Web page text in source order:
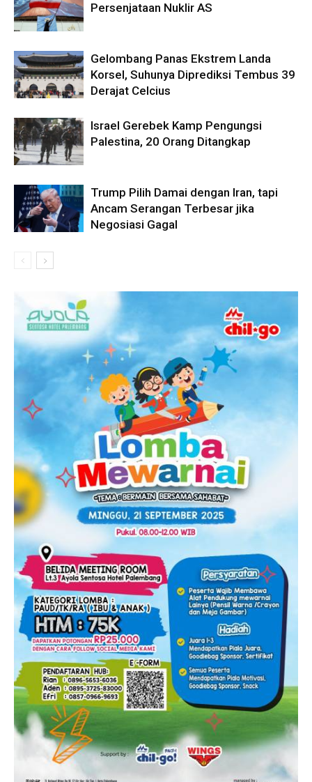
Persenjataan Nuklir AS
Gelombang Panas Ekstrem Landa
Korsel, Suhunya Diprediksi Tembus 39
Derajat Celcius
Israel Gerebek Kamp Pengungsi
Palestina, 20 Orang Ditangkap
Trump Pilih Damai dengan Iran, tapi
Ancam Serangan Terbesar jika
Negosiasi Gagal